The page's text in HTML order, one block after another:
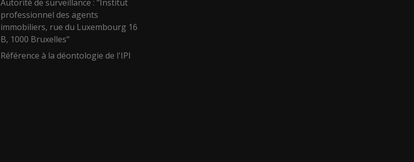
Autorité de surveillance : "Institut
professionnel des agents
immobiliers, rue du Luxembourg 16
B, 1000 Bruxelles"
Référence à la déontologie de l'IPI